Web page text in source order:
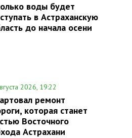
воды будет
в Астраханскую
до начала осени
2026, 19:22
ремонт
которая станет
Восточного
Астрахани